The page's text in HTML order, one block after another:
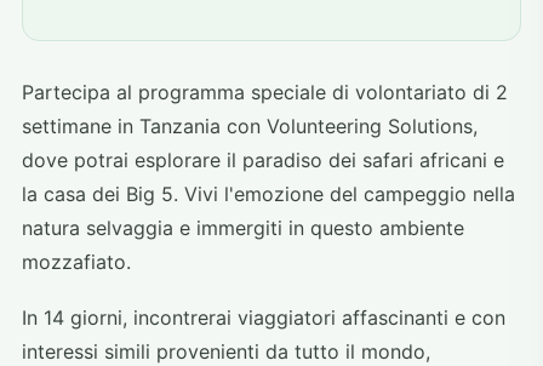
Partecipa al programma speciale di volontariato di 2
settimane in Tanzania con Volunteering Solutions,
dove potrai esplorare il paradiso dei safari africani e
la casa dei Big 5. Vivi l'emozione del campeggio nella
natura selvaggia e immergiti in questo ambiente
mozzafiato.
In 14 giorni, incontrerai viaggiatori affascinanti e con
interessi simili provenienti da tutto il mondo,